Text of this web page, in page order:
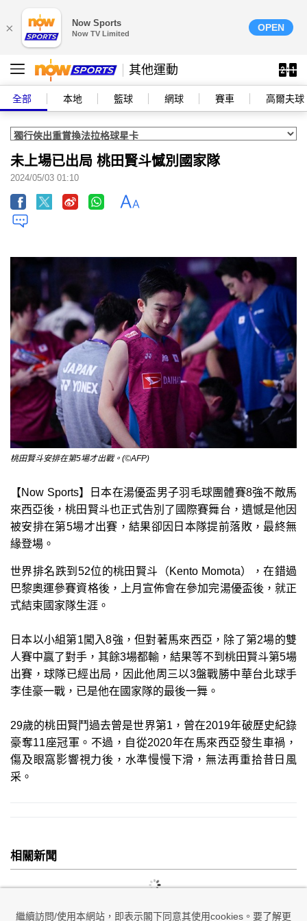
× Now Sports
Now TV Limited
OPEN
其他運動
繼續訪問/使用本網站，即表示閣下同意其使用cookies。要了解更
全部 本地 籃球 網球 賽車 高爾夫球
未上場已出局 桃田賢斗憾別國家隊
2024/05/03 01:10
桃田賢斗安排在第5場才出戰。(©AFP)
【Now Sports】日本在湯優盃男子羽毛球團體賽8強不敵馬
來西亞後，桃田賢斗也正式告別了國際賽舞台，遺憾是他因
被安排在第5場才出賽，結果卻因日本隊提前落敗，最終無
緣登場。
世界排名跌到52位的桃田賢斗（Kento Momota），在錯過
巴黎奧運參賽資格後，上月宣佈會在參加完湯優盃後，就正
式結束國家隊生涯。
日本以小組第1闖入8強，但對著馬來西亞，除了第2場的雙
人賽中贏了對手，其餘3場都輸，結果等不到桃田賢斗第5場
出賽，球隊已經出局，因此他周三以3盤戰勝中華台北球手
李佳豪一戰，已是他在國家隊的最後一舞。
29歲的桃田賢鬥過去曾是世界第1，曾在2019年破歷史紀錄
豪奪11座冠軍。不過，自從2020年在馬來西亞發生車禍，
傷及眼窩影響視力後，水準慢慢下滑，無法再重拾昔日風
采。
相關新聞